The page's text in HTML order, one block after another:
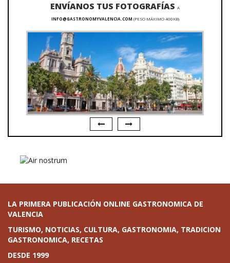
ENVÍANOS TUS FOTOGRAFÍAS A
INFO@GASTRONOMYVALENCIA.COM (PESO MÁXIMO 400KB)
LA PRIMERA PUBLICACIÓN ONLINE GASTRONOMICA DE
VALENCIA
TURISMO, NOTICIAS, CULTURA, GASTRONOMIA, TRADICION
GASTRONOMICA, RECETAS
DESDE 1999